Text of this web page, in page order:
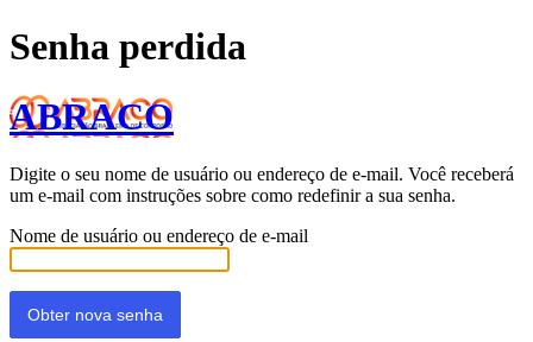
Senha perdida
ABRACO
Digite o seu nome de usuário ou endereço de e-mail. Você receberá
um e-mail com instruções sobre como redefinir a sua senha.
Nome de usuário ou endereço de e-mail